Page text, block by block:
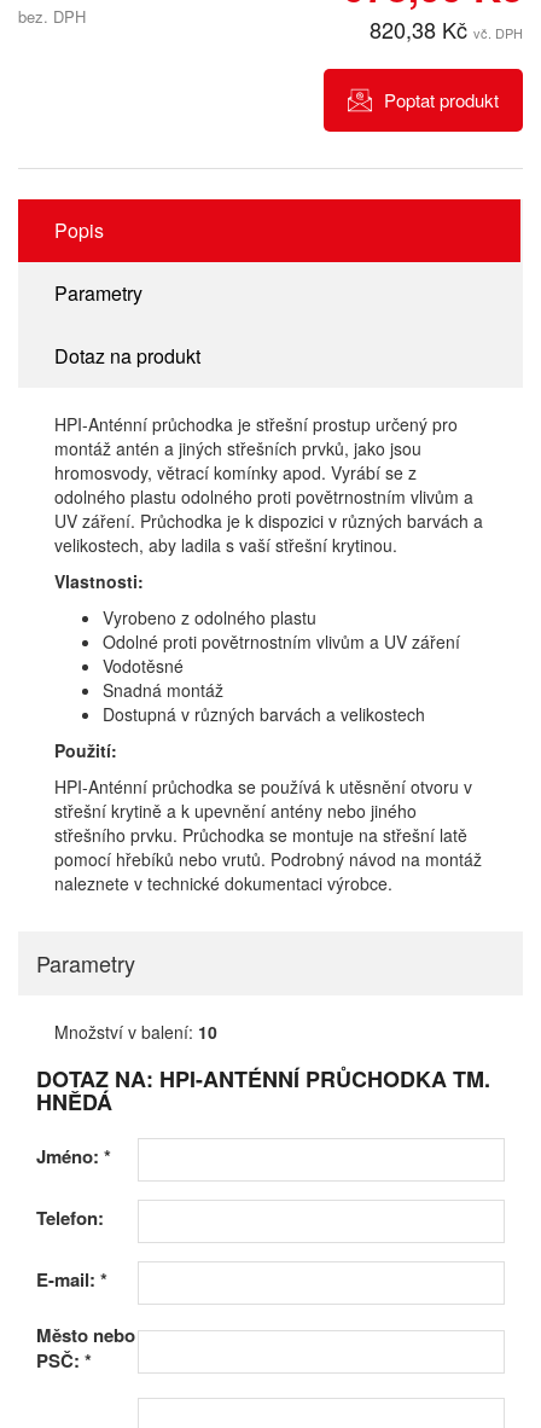
bez. DPH 820,38 Kč vč. DPH
Poptat produkt
Popis
Parametry
Dotaz na produkt
HPI-Anténní průchodka je střešní prostup určený pro
montáž antén a jiných střešních prvků, jako jsou
hromosvody, větrací komínky apod. Vyrábí se z
odolného plastu odolného proti povětrnostním vlivům a
UV záření. Průchodka je k dispozici v různých barvách a
velikostech, aby ladila s vaší střešní krytinou.
Vlastnosti:
Vyrobeno z odolného plastu
Odolné proti povětrnostním vlivům a UV záření
Vodotěsné
Snadná montáž
Dostupná v různých barvách a velikostech
Použití:
HPI-Anténní průchodka se používá k utěsnění otvoru v
střešní krytině a k upevnění antény nebo jiného
střešního prvku. Průchodka se montuje na střešní latě
pomocí hřebíků nebo vrutů. Podrobný návod na montáž
naleznete v technické dokumentaci výrobce.
Parametry
Množství v balení: 10
DOTAZ NA: HPI-ANTÉNNÍ PRŮCHODKA TM.
HNĚDÁ
Jméno: *
Telefon:
E-mail: *
Město nebo
PSČ: *